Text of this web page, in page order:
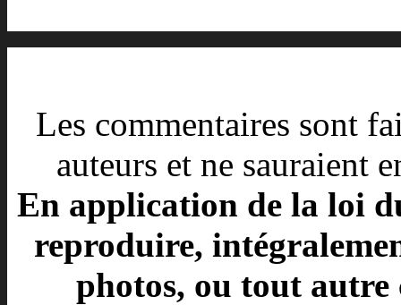
Les commentaires sont
auteurs et ne sauraient
En application de la loi
reproduire,
photos, ou tout autre